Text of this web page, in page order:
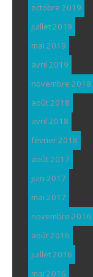
octobre 2019
juillet 2019
mai 2019
avril 2019
novembre 2018
août 2018
avril 2018
février 2018
août 2017
juin 2017
mai 2017
novembre 2016
août 2016
juillet 2016
mai 2016